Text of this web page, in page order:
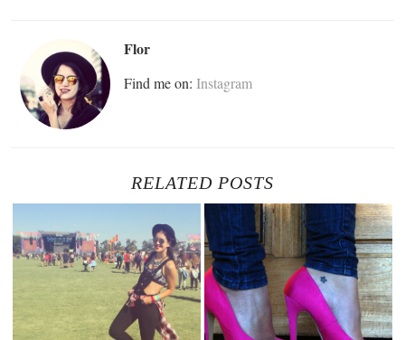
Flor
Find me on: Instagram
RELATED POSTS